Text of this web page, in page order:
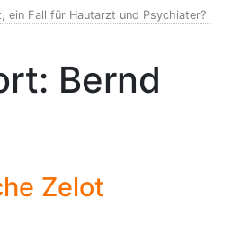
ein Fall für Hautarzt und Psychiater?
Bernd
Zelot